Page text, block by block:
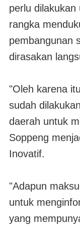
perlu dilakukan
rangka
pembangunan
dirasakan
"Oleh karena
sudah
daerah untuk
Soppeng
Inovatif.
"Adapun
untuk
yang